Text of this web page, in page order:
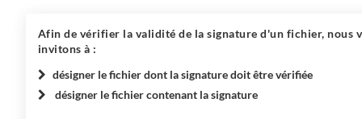
Afin de vérifier la validité de la signature d'un fichier, nous
invitons à :
désigner le fichier dont la signature doit être vérifiée
désigner le fichier contenant la signature